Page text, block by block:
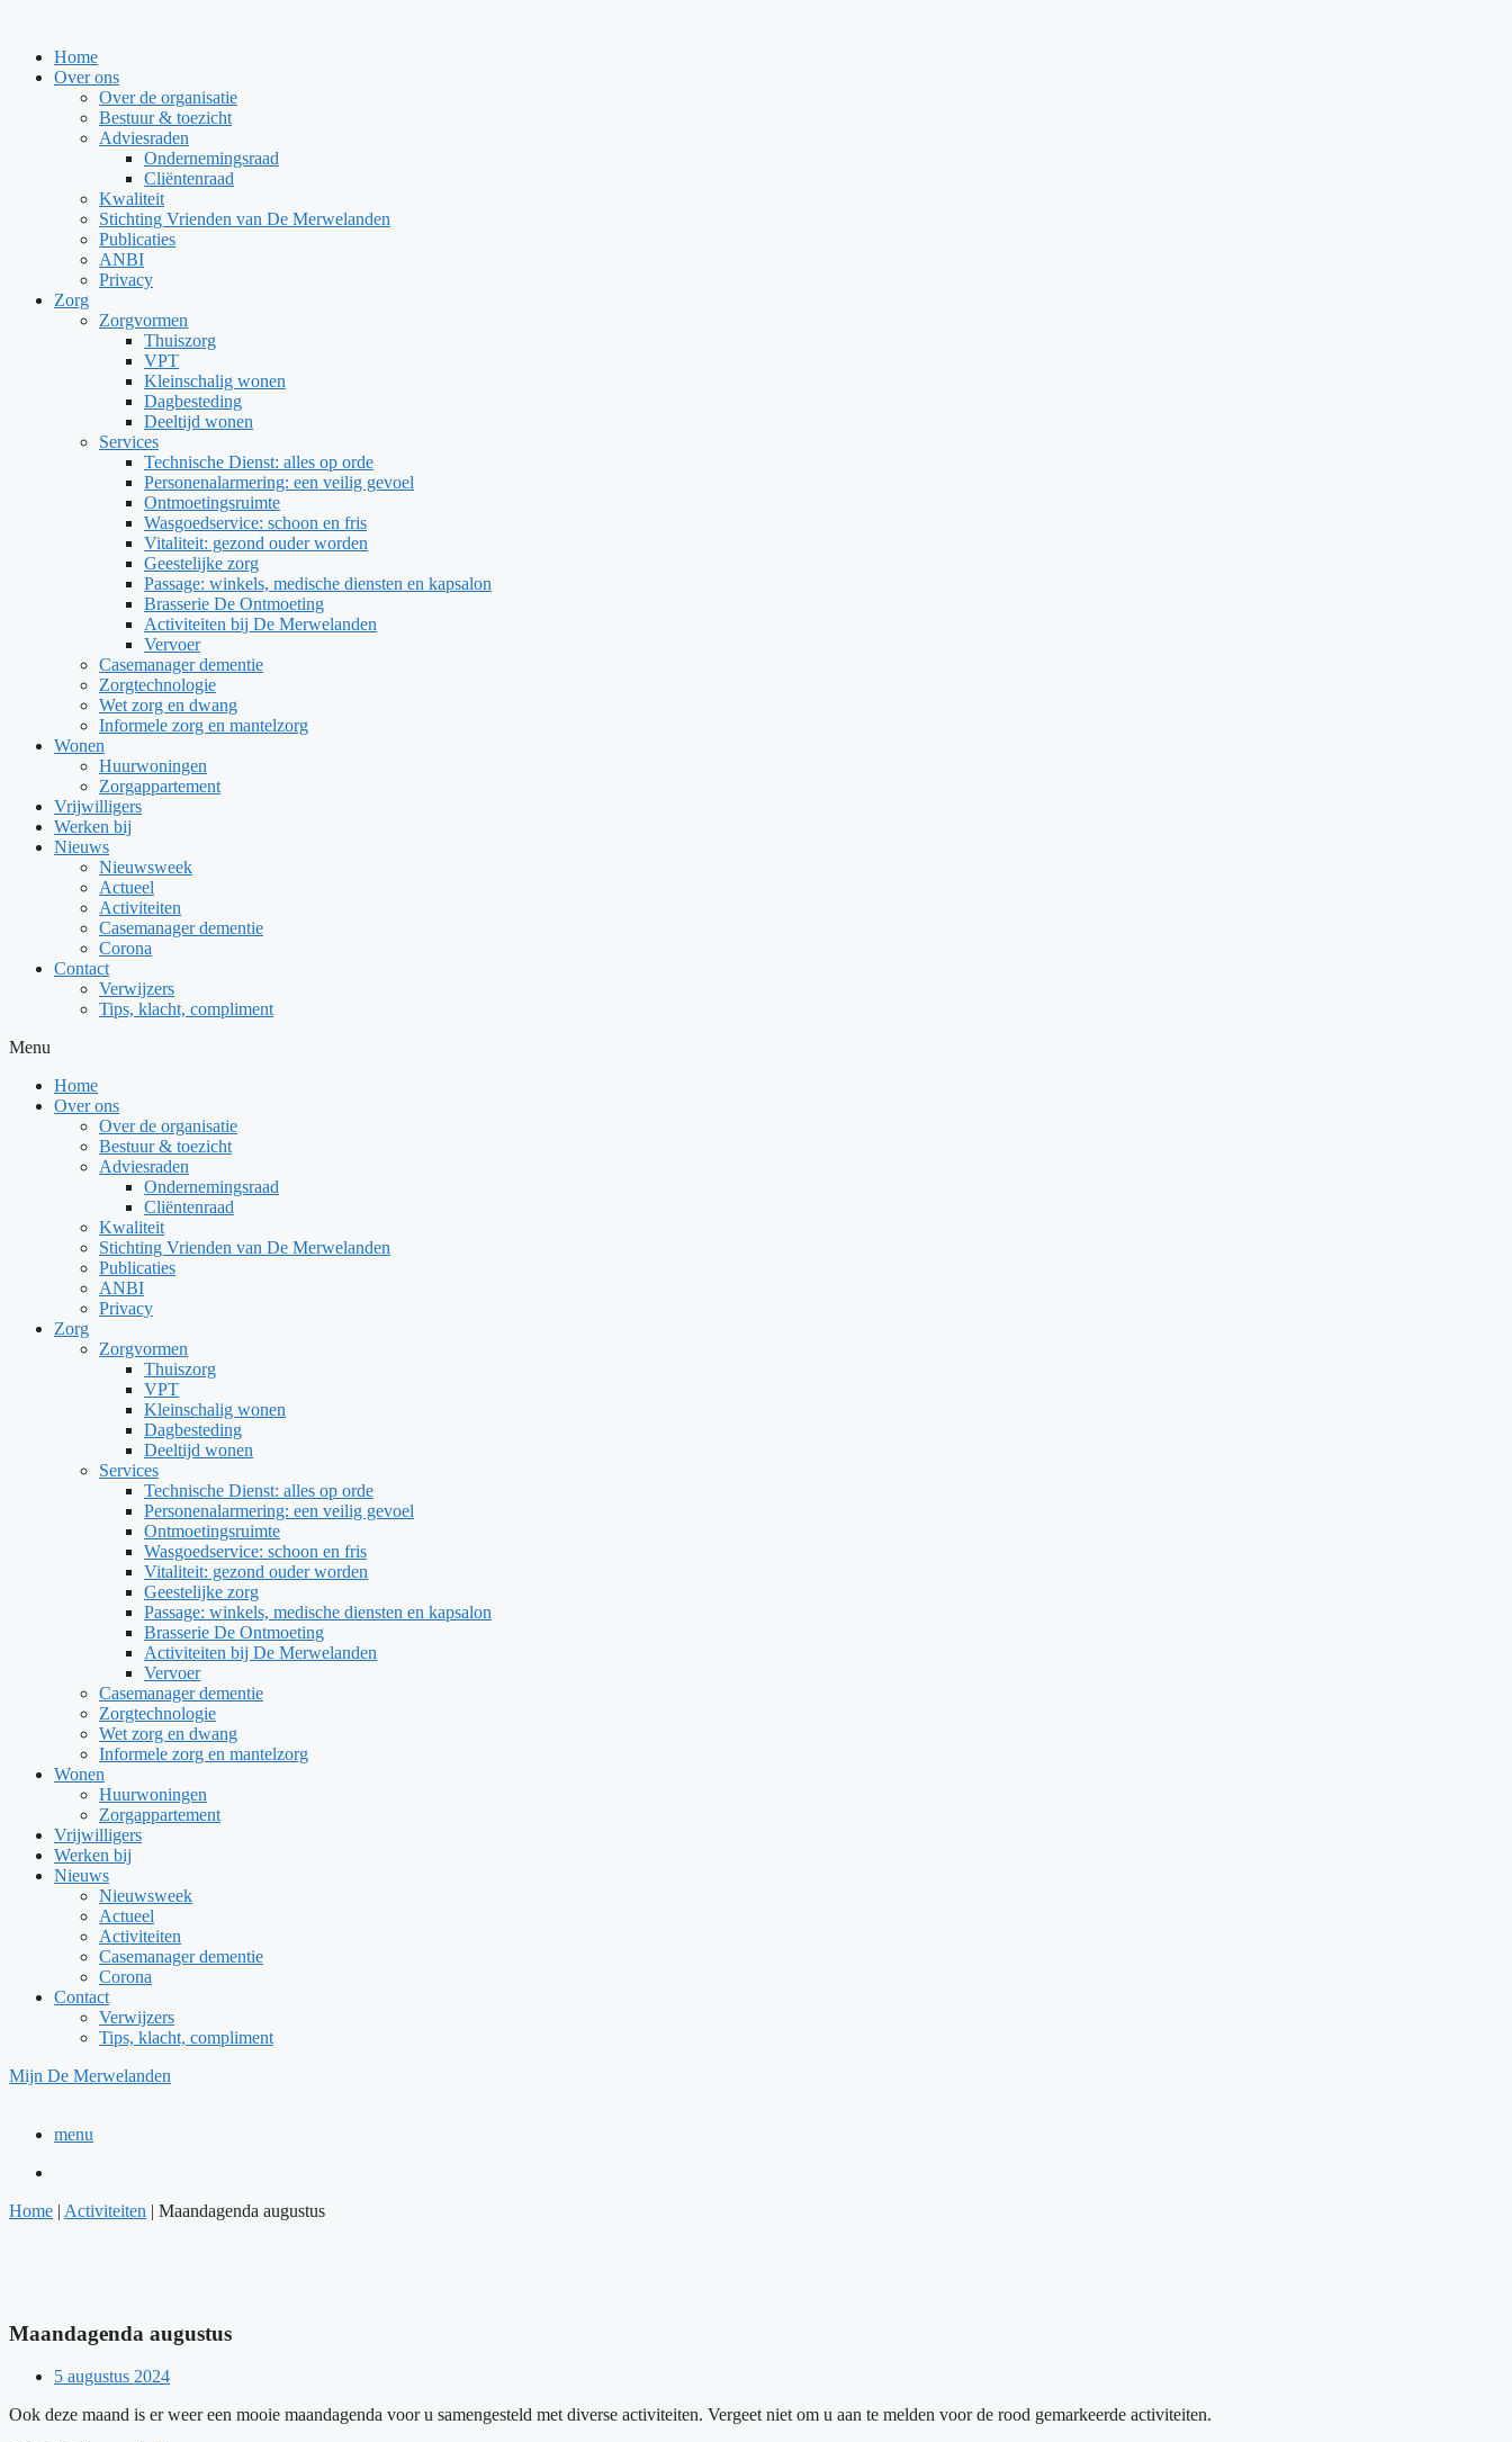
inhoud
Home
Over ons
Over de organisatie
Bestuur & toezicht
Adviesraden
Ondernemingsraad
Cliëntenraad
Kwaliteit
Stichting Vrienden van De Merwelanden
Publicaties
ANBI
Privacy
Zorg
Zorgvormen
Thuiszorg
VPT
Kleinschalig wonen
Dagbesteding
Deeltijd wonen
Services
Technische Dienst: alles op orde
Personenalarmering: een veilig gevoel
Ontmoetingsruimte
Wasgoedservice: schoon en fris
Vitaliteit: gezond ouder worden
Geestelijke zorg
Passage: winkels, medische diensten en kapsalon
Brasserie De Ontmoeting
Activiteiten bij De Merwelanden
Vervoer
Casemanager dementie
Zorgtechnologie
Wet zorg en dwang
Informele zorg en mantelzorg
Wonen
Huurwoningen
Zorgappartement
Vrijwilligers
Werken bij
Nieuws
Nieuwsweek
Actueel
Activiteiten
Casemanager dementie
Corona
Contact
Verwijzers
Tips, klacht, compliment
Menu
Home
Over ons
Over de organisatie
Bestuur & toezicht
Adviesraden
Ondernemingsraad
Cliëntenraad
Kwaliteit
Stichting Vrienden van De Merwelanden
Publicaties
ANBI
Privacy
Zorg
Zorgvormen
Thuiszorg
VPT
Kleinschalig wonen
Dagbesteding
Deeltijd wonen
Services
Technische Dienst: alles op orde
Personenalarmering: een veilig gevoel
Ontmoetingsruimte
Wasgoedservice: schoon en fris
Vitaliteit: gezond ouder worden
Geestelijke zorg
Passage: winkels, medische diensten en kapsalon
Brasserie De Ontmoeting
Activiteiten bij De Merwelanden
Vervoer
Casemanager dementie
Zorgtechnologie
Wet zorg en dwang
Informele zorg en mantelzorg
Wonen
Huurwoningen
Zorgappartement
Vrijwilligers
Werken bij
Nieuws
Nieuwsweek
Actueel
Activiteiten
Casemanager dementie
Corona
Contact
Verwijzers
Tips, klacht, compliment
Mijn De Merwelanden
menu
Home | Activiteiten | Maandagenda augustus
Maandagenda augustus
5 augustus 2024
Ook deze maand is er weer een mooie maandagenda voor u samengesteld met diverse activiteiten. Vergeet niet om u aan te melden voor de rood gemarkeerde activiteiten.